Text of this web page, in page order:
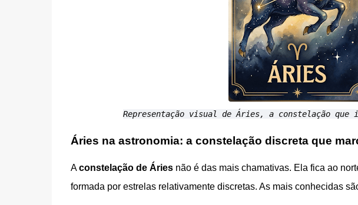
Representação visual de Áries, a constelação que
Áries na astronomia: a constelação discreta que
Aconstelação de Áriesnão é das mais chamativas. Ela fica ao
formada por estrelas relativamente discretas. As mais conhecidas